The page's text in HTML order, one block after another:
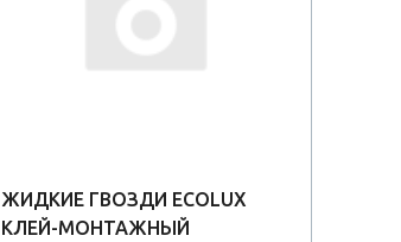
ЖИДКИЕ ГВОЗДИ ECOLUX
КЛЕЙ-МОНТАЖНЫЙ